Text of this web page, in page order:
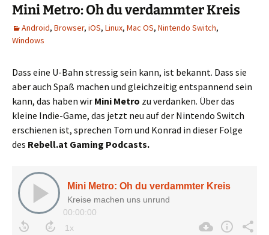
Mini Metro: Oh du verdammter Kreis
Android, Browser, iOS, Linux, Mac OS, Nintendo Switch,
Windows
Dass eine U-Bahn stressig sein kann, ist bekannt. Dass sie
aber auch Spaß machen und gleichzeitig entspannend sein
kann, das haben wir Mini Metro zu verdanken. Über das
kleine Indie-Game, das jetzt neu auf der Nintendo Switch
erschienen ist, sprechen Tom und Konrad in dieser Folge
des Rebell.at Gaming Podcasts.